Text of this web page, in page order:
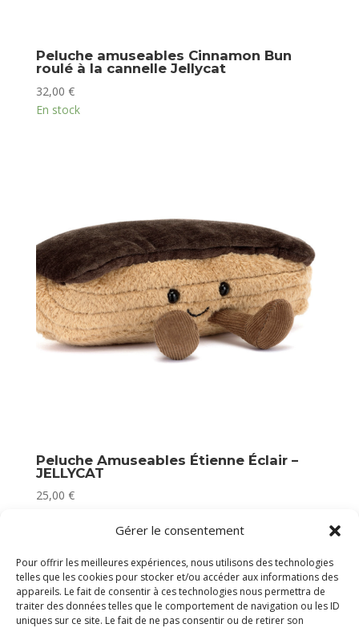
Gérer le consentement
Pour offrir les meilleures expériences, nous utilisons des technologies
telles que les cookies pour stocker et/ou accéder aux informations des
appareils. Le fait de consentir à ces technologies nous permettra de
traiter des données telles que le comportement de navigation ou les ID
uniques sur ce site. Le fait de ne pas consentir ou de retirer son
Peluche amuseables Cinnamon Bun
roulé à la cannelle Jellycat
32,00 €
En stock
Peluche Amuseables Étienne Éclair –
JELLYCAT
25,00 €